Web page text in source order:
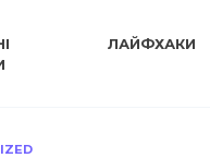
ЛАЙФХАКИ